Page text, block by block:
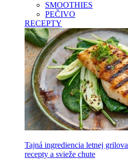
SMOOTHIES
PEČIVO
RECEPTY
Tajná ingrediencia letnej
recepty a svieže chute